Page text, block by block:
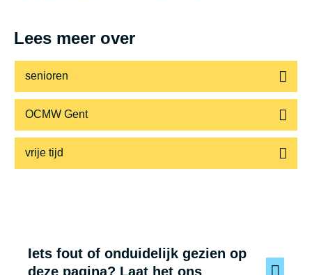
Lees meer over
senioren
OCMW Gent
vrije tijd
Iets fout of onduidelijk gezien op
deze pagina? Laat het ons